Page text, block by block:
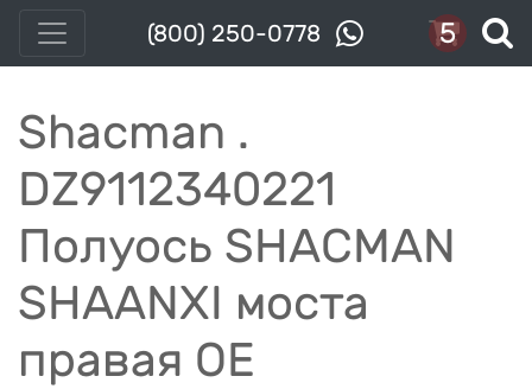
(800) 250-0778 5
Shacman .
DZ9112340221
Полуось SHACMAN
SHAANXI моста
правая OE